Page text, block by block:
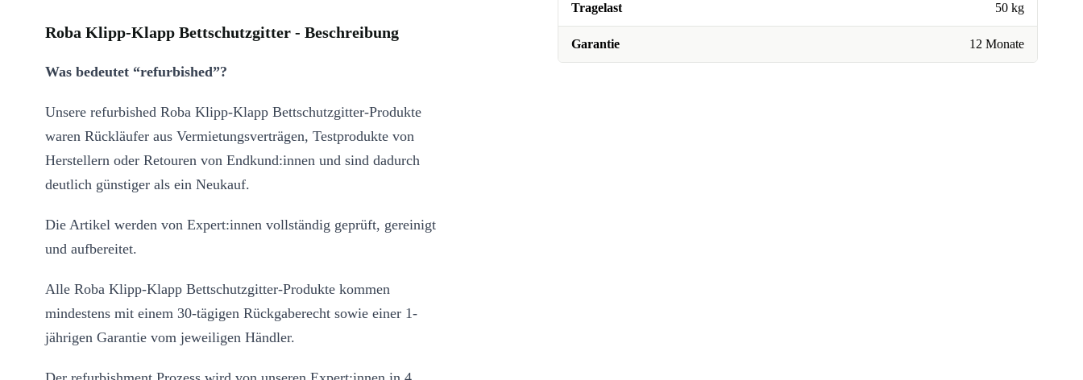
Tragelast 50 kg
Garantie 12 Monate
Roba Klipp-Klapp Bettschutzgitter - Beschreibung
Was bedeutet “refurbished”?
Unsere refurbished Roba Klipp-Klapp Bettschutzgitter-Produkte
waren Rückläufer aus Vermietungsverträgen, Testprodukte von
Herstellern oder Retouren von Endkund:innen und sind dadurch
deutlich günstiger als ein Neukauf.
Die Artikel werden von Expert:innen vollständig geprüft, gereinigt
und aufbereitet.
Alle Roba Klipp-Klapp Bettschutzgitter-Produkte kommen
mindestens mit einem 30-tägigen Rückgaberecht sowie einer 1-
jährigen Garantie vom jeweiligen Händler.